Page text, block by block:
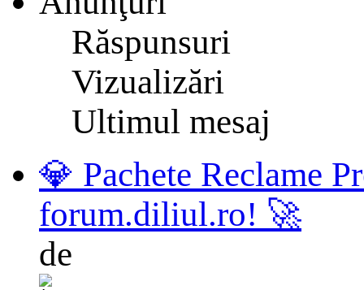
Răspunsuri
Vizualizări
Ultimul mesaj
💎 Pachete Reclame
forum.diliul.ro! 🚀
de